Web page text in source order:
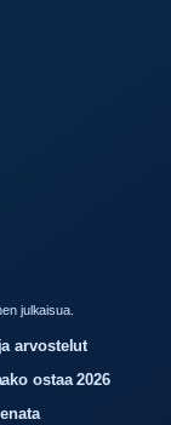
julkaisua.
arvostelut
ostaa 2026